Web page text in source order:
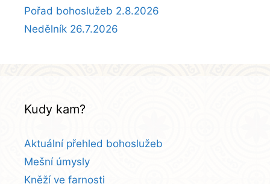
Pořad bohoslužeb 2.8.2026
Nedělník 26.7.2026
Kudy kam?
Aktuální přehled bohoslužeb
Mešní úmysly
Kněží ve farnosti